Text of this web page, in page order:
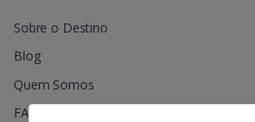
Sobre o Destino
Blog
Quem Somos
FAQ